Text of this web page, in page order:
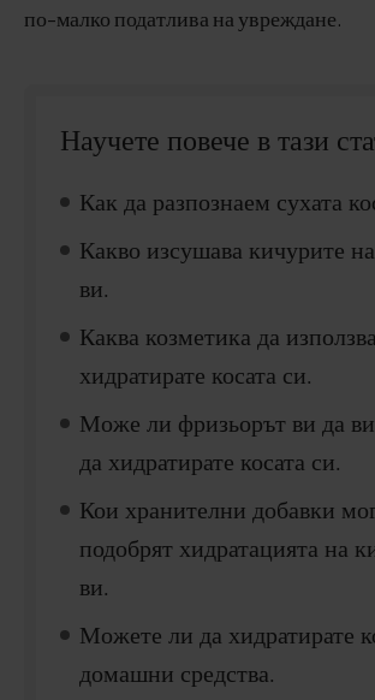
по-малко податлива на увреждане.
Научете повече в тази
Как да разпознаем сухата
Какво изсушава кичурите на
ви.
Каква козметика да
хидратирате косата си.
Може ли фризьорът ви да
да хидратирате косата си.
Кои хранителни добавки
подобрят хидратацията на
ви.
Можете ли да хидратирате
домашни средства.